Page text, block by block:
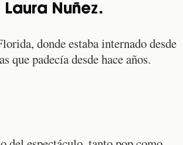
Nuñez.
donde estaba internado desde
que padecía desde hace años.